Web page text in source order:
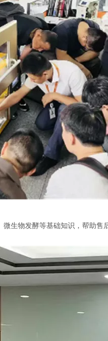
生物发酵等基础知识，帮助